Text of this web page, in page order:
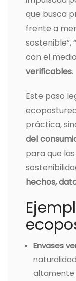
que busca
frente a
sostenible”,
con el
verificables.
Este paso
práctica,
del
para que
hechos,
Envases
altamente